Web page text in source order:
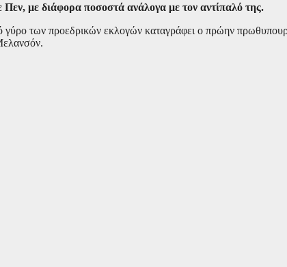
Πεν, με διάφορα ποσοστά ανάλογα με τον αντίπαλό της.
των προεδρικών εκλογών καταγράφει ο πρώην